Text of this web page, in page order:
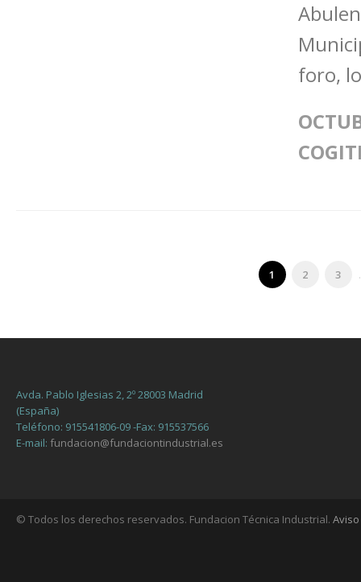
foro,
1 2 3
Avda. Pablo Iglesias 2, 2º 28003 Madrid
(España)
Teléfono: 915541806-09 -Fax: 915537566
E-mail: fundacion@fundaciontindustrial.es
© Todos los derechos reservados. Fundacion Técnica Industrial.